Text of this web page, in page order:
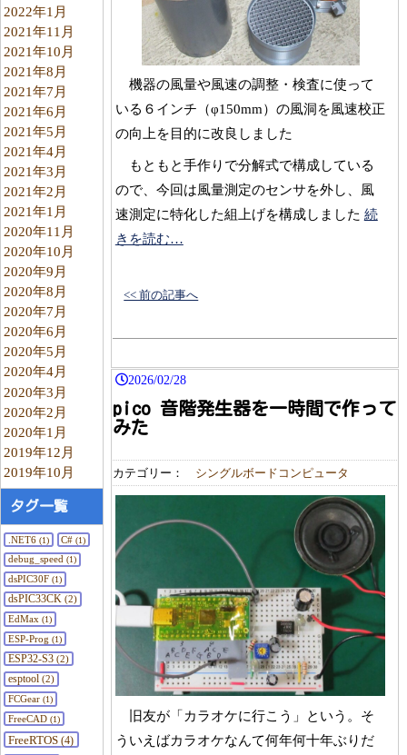
2022年1月
2021年11月
2021年10月
2021年8月
2021年7月
2021年6月
2021年5月
2021年4月
2021年3月
2021年2月
2021年1月
2020年11月
2020年10月
2020年9月
2020年8月
2020年7月
2020年6月
2020年5月
2020年4月
2020年3月
2020年2月
2020年1月
2019年12月
2019年10月
タグ一覧
.NET6(1) C# (1)
debug_speed(1)
dsPIC30F(1)
dsPIC33CK (2)
EdMax (1)
ESP-Prog (1)
ESP32-S3 (2)
esptool (2)
FCGear(1)
FreeCAD(1)
FreeRTOS (4)
機器の風量や風速の調整・検査に使って
いる６インチ（φ150mm）の風洞を風速校正
の向上を目的に改良しました
もともと手作りで分解式で構成している
ので、今回は風量測定のセンサを外し、風
速測定に特化した組上げを構成しました 続
きを読む…
<< 前の記事へ
2026/02/28
pico 音階発生器を一時間で作って
みた
カテゴリー： シングルボードコンピュータ
旧友が「カラオケに行こう」という。そ
ういえばカラオケなんて何年何十年ぶりだ